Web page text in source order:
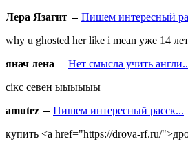
Лера Язагит
Пишем интересный
why u ghosted her like i mean уже 14
янач лена
Нет смысла учить
сiкс севен ыыыыыы
amutez
Пишем интересный расск...
купить <a href="https://drova-rf.ru/